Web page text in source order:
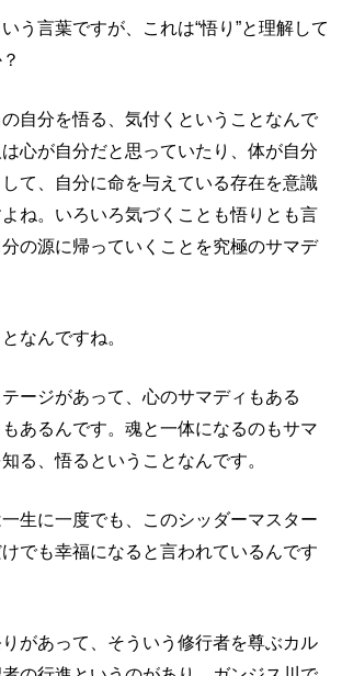
う言葉ですが、これは“悟り”と理解して
自分を悟る、気付くということなんで
心が自分だと思っていたり、体が自分
て、自分に命を与えている存在を意識
ね。いろいろ気づくことも悟りとも言
の源に帰っていくことを究極のサマデ
なんですね。
ージがあって、心のサマディもある
あるんです。魂と一体になるのもサマ
る、悟るということなんです。
生に一度でも、このシッダーマスター
でも幸福になると言われているんです
があって、そういう修行者を尊ぶカル